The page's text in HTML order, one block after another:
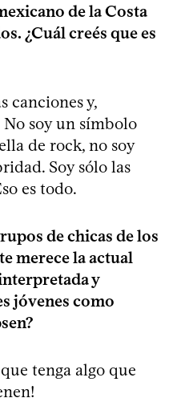
de la Costa
¿Cuál creés que es
canciones y,
No soy un símbolo
de rock, no soy
Soy sólo las
es todo.
de chicas de los
merece la actual
y
jóvenes como
tenga algo que